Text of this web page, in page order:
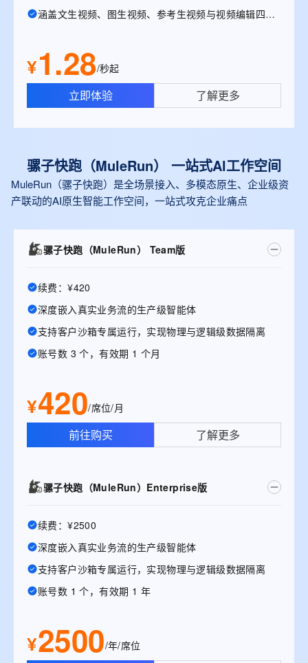
涵盖文生视频、图生视频、参考生视频与视频编辑四大能力。
¥1.28/秒起
立即体验 了解更多
骡子快跑（MuleRun） 一站式Al工作空间
MuleRun（骡子快跑）是全场景接入、多模态原生、企业级资
产联动的AI原生智能工作空间，一站式攻克企业痛点
骡子快跑（MuleRun） Team版
续费：¥420
深度嵌入真实业务流的生产级智能体
支持客户沙箱专属运行，实现物理与逻辑级数据隔离
账号数 3 个，有效期 1 个月
¥420/席位/月
前往购买 了解更多
骡子快跑（MuleRun）Enterprise版
续费：¥2500
深度嵌入真实业务流的生产级智能体
支持客户沙箱专属运行，实现物理与逻辑级数据隔离
账号数 1 个，有效期 1 年
¥2500/年/席位